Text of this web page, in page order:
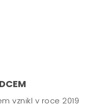
vznikl v roce 2019